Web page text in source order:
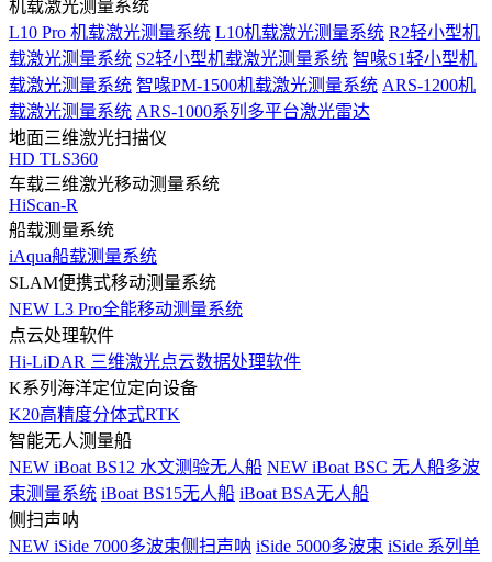
机载激光测量系统
L10 Pro 机载激光测量系统 L10机载激光测量系统 R2轻小型机
载激光测量系统 S2轻小型机载激光测量系统 智喙S1轻小型机
载激光测量系统 智喙PM-1500机载激光测量系统 ARS-1200机
载激光测量系统 ARS-1000系列多平台激光雷达
地面三维激光扫描仪
HD TLS360
车载三维激光移动测量系统
HiScan-R
船载测量系统
iAqua船载测量系统
SLAM便携式移动测量系统
NEW L3 Pro全能移动测量系统
点云处理软件
Hi-LiDAR 三维激光点云数据处理软件
K系列海洋定位定向设备
K20高精度分体式RTK
智能无人测量船
NEW iBoat BS12 水文测验无人船 NEW iBoat BSC 无人船多波
束测量系统 iBoat BS15无人船 iBoat BSA无人船
侧扫声呐
NEW iSide 7000多波束侧扫声呐 iSide 5000多波束 iSide 系列单